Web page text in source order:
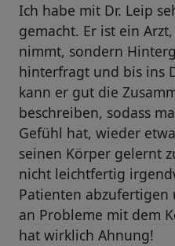
Ich habe mit Dr. Leip
gemacht. Er ist ein
nimmt, sondern
hinterfragt und bis ins
kann er gut die
beschreiben, sodass
Gefühl hat, wieder
seinen Körper gelernt
nicht leichtfertig
Patienten
an Probleme mit dem
hat wirklich Ahnung!